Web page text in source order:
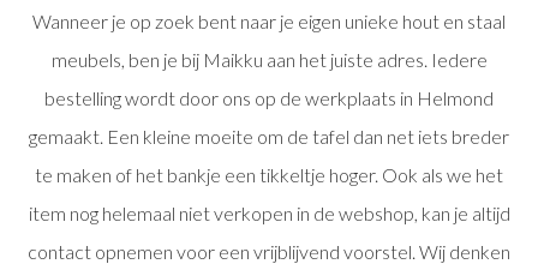
Wanneer je op zoek bent naar je eigen unieke hout en staal
meubels, ben je bij Maikku aan het juiste adres. Iedere
bestelling wordt door ons op de werkplaats in Helmond
gemaakt. Een kleine moeite om de tafel dan net iets breder
te maken of het bankje een tikkeltje hoger. Ook als we het
item nog helemaal niet verkopen in de webshop, kan je altijd
contact opnemen voor een vrijblijvend voorstel. Wij denken